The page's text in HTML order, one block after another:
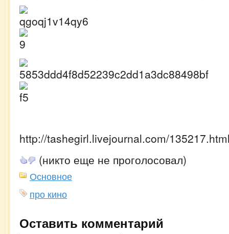
http://tashegirl.livejournal.com/
(никто еще не проголосовал)
Основное
про кино
Оставить комментарий